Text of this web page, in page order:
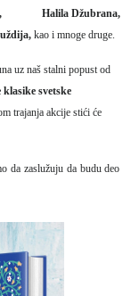
Halila Džubrana,
, kao i mnoge druge.
uz naš stalni popust od
svetske
trajanja akcije stići će
da zaslužuju da budu deo